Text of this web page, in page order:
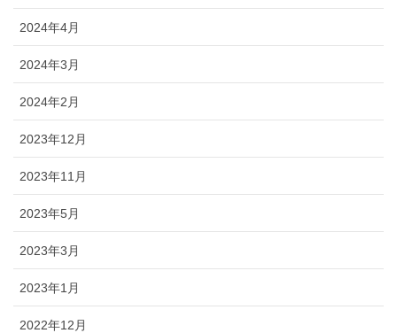
2024年4月
2024年3月
2024年2月
2023年12月
2023年11月
2023年5月
2023年3月
2023年1月
2022年12月